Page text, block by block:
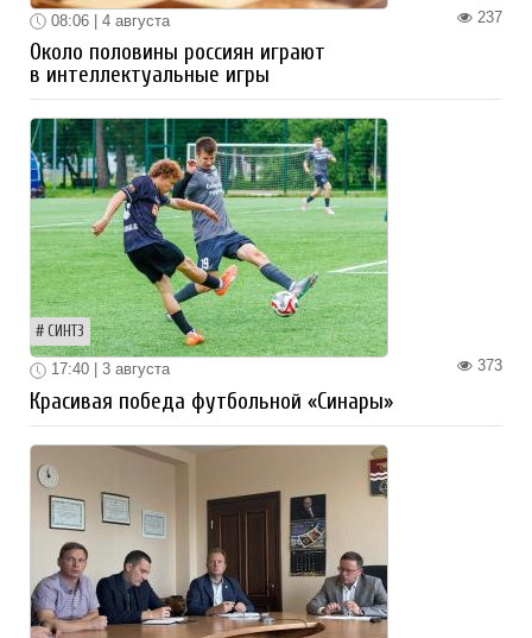
237
08:06 | 4 августа
Около половины россиян играют
в интеллектуальные игры
СИНТЗ
373
17:40 | 3 августа
Красивая победа футбольной «Синары»